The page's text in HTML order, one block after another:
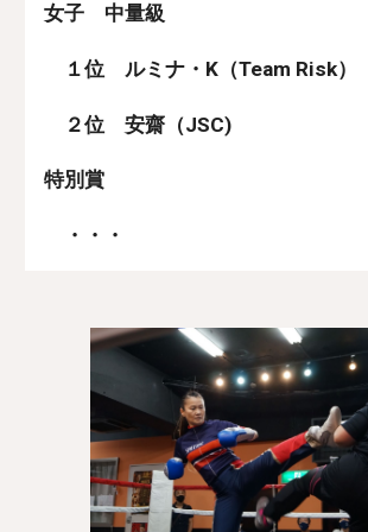
女子　中量級
１位　ルミナ・K（Team Risk）
２位　安齋（JSC)
特別賞
・・・